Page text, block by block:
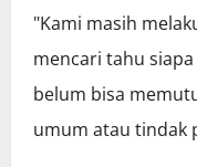
"Kami masih
mencari tahu
belum bisa
umum atau tindak